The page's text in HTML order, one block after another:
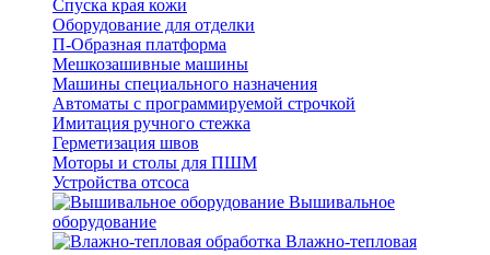
Спуска края кожи
Оборудование для отделки
П-Образная платформа
Мешкозашивные машины
Машины специального назначения
Автоматы с программируемой строчкой
Имитация ручного стежка
Герметизация швов
Моторы и столы для ПШМ
Устройства отсоса
Вышивальное
оборудование
Влажно-тепловая